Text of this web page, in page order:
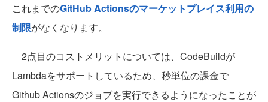
これまでのGitHub Actionsのマーケットプレイス利用の
制限がなくなります。
2点目のコストメリットについては、CodeBuildが
Lambdaをサポートしているため、秒単位の課金で
Github Actionsのジョブを実行できるようになったことが